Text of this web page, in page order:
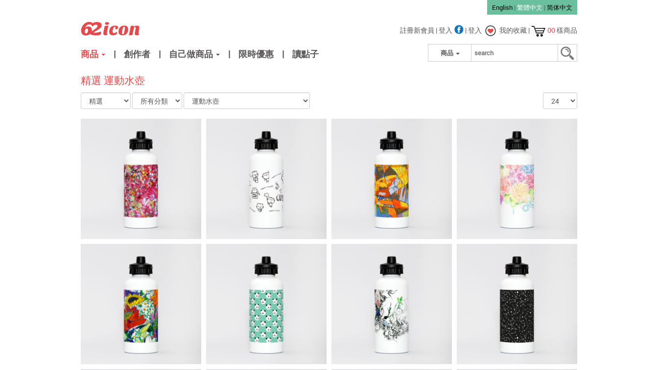
English | 繁體中文 | 简体中文
註冊新會員 |登入 |登入 我的收藏 | 00 樣商品
商品
商品 | 創作者 | 自己做商品 | 限時優惠 | 讀點子
精選 運動水壺